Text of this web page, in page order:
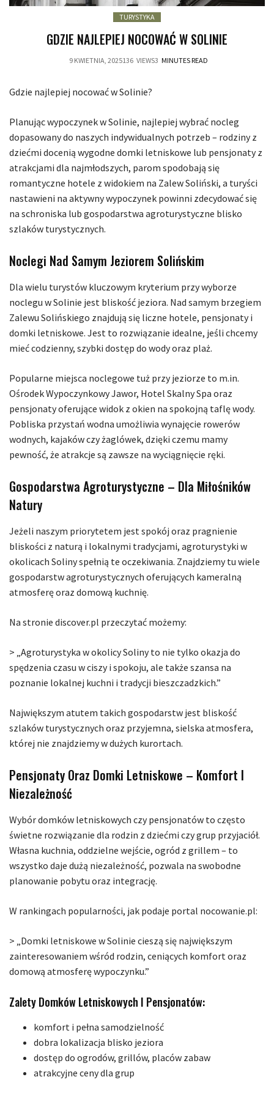
TURYSTYKA
GDZIE NAJLEPIEJ NOCOWAĆ W SOLINIE
9 KWIETNIA, 2025136 VIEWS3 MINUTES READ
Gdzie najlepiej nocować w Solinie?
Planując wypoczynek w Solinie, najlepiej wybrać nocleg
dopasowany do naszych indywidualnych potrzeb – rodziny z
dziećmi docenią wygodne domki letniskowe lub pensjonaty z
atrakcjami dla najmłodszych, parom spodobają się
romantyczne hotele z widokiem na Zalew Soliński, a turyści
nastawieni na aktywny wypoczynek powinni zdecydować się
na schroniska lub gospodarstwa agroturystyczne blisko
szlaków turystycznych.
Noclegi Nad Samym Jeziorem Solińskim
Dla wielu turystów kluczowym kryterium przy wyborze
noclegu w Solinie jest bliskość jeziora. Nad samym brzegiem
Zalewu Solińskiego znajdują się liczne hotele, pensjonaty i
domki letniskowe. Jest to rozwiązanie idealne, jeśli chcemy
mieć codzienny, szybki dostęp do wody oraz plaż.
Popularne miejsca noclegowe tuż przy jeziorze to m.in.
Ośrodek Wypoczynkowy Jawor, Hotel Skalny Spa oraz
pensjonaty oferujące widok z okien na spokojną taflę wody.
Pobliska przystań wodna umożliwia wynajęcie rowerów
wodnych, kajaków czy żaglówek, dzięki czemu mamy
pewność, że atrakcje są zawsze na wyciągnięcie ręki.
Gospodarstwa Agroturystyczne – Dla Miłośników
Natury
Jeżeli naszym priorytetem jest spokój oraz pragnienie
bliskości z naturą i lokalnymi tradycjami, agroturystyki w
okolicach Soliny spełnią te oczekiwania. Znajdziemy tu wiele
gospodarstw agroturystycznych oferujących kameralną
atmosferę oraz domową kuchnię.
Na stronie discover.pl przeczytać możemy:
> „Agroturystyka w okolicy Soliny to nie tylko okazja do
spędzenia czasu w ciszy i spokoju, ale także szansa na
poznanie lokalnej kuchni i tradycji bieszczadzkich.”
Największym atutem takich gospodarstw jest bliskość
szlaków turystycznych oraz przyjemna, sielska atmosfera,
której nie znajdziemy w dużych kurortach.
Pensjonaty Oraz Domki Letniskowe – Komfort I
Niezależność
Wybór domków letniskowych czy pensjonatów to często
świetne rozwiązanie dla rodzin z dziećmi czy grup przyjaciół.
Własna kuchnia, oddzielne wejście, ogród z grillem – to
wszystko daje dużą niezależność, pozwala na swobodne
planowanie pobytu oraz integrację.
W rankingach popularności, jak podaje portal nocowanie.pl:
> „Domki letniskowe w Solinie cieszą się największym
zainteresowaniem wśród rodzin, ceniących komfort oraz
domową atmosferę wypoczynku.”
Zalety Domków Letniskowych I Pensjonatów:
komfort i pełna samodzielność
dobra lokalizacja blisko jeziora
dostęp do ogrodów, grillów, placów zabaw
atrakcyjne ceny dla grup